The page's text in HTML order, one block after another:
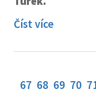
Číst více
67 68 69 70